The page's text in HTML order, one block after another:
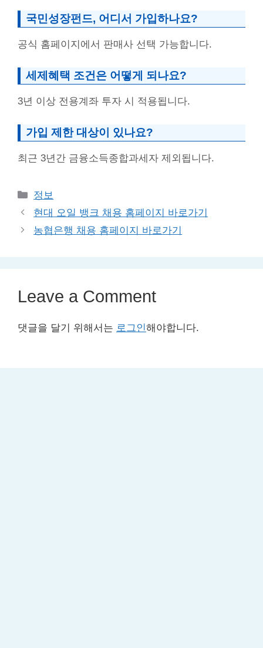
국민성장펀드, 어디서 가입하나요?
공식 홈페이지에서 판매사 선택 가능합니다.
세제혜택 조건은 어떻게 되나요?
3년 이상 전용계좌 투자 시 적용됩니다.
가입 제한 대상이 있나요?
최근 3년간 금융소득종합과세자 제외됩니다.
Categories
정보
현대 오일 뱅크 채용 홈페이지 바로가기
농협은행 채용 홈페이지 바로가기
Leave a Comment
댓글을 달기 위해서는 로그인해야합니다.